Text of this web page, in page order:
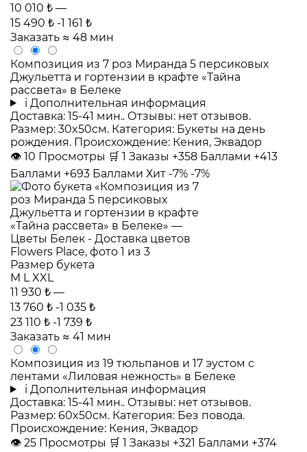
10 010 ₺ —
15 490 ₺ -1 161 ₺
Заказать ≈ 48 мин
Композиция из 7 роз Миранда 5 персиковых
Джульетта и гортензии в крафте «Тайна
рассвета» в Белеке
i Дополнительная информация
Доставка: 15-41 мин.. Отзывы: нет отзывов.
Размер: 30x50см. Категория: Букеты на день
рождения. Происхождение: Кения, Эквадор
👁 10 Просмотры 🛒 1 Заказы +358 Баллами +413
Баллами +693 Баллами Хит -7% -7%
Размер букета
M L XXL
11 930 ₺ —
13 760 ₺ -1 035 ₺
23 110 ₺ -1 739 ₺
Заказать ≈ 41 мин
Композиция из 19 тюльпанов и 17 эустом с
лентами «Лиловая нежность» в Белеке
i Дополнительная информация
Доставка: 15-41 мин.. Отзывы: нет отзывов.
Размер: 60x50см. Категория: Без повода.
Происхождение: Кения, Эквадор
👁 25 Просмотры 🛒 1 Заказы +321 Баллами +374